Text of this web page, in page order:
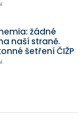
žádné
naší straně.
šetření ČIŽP